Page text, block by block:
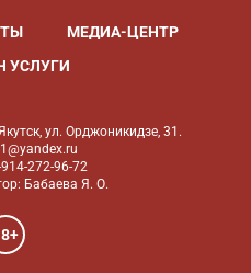
МЕДИА-ЦЕНТР
УСЛУГИ
ул. Орджоникидзе, 31.
272-96-72
Бабаева Я. О.